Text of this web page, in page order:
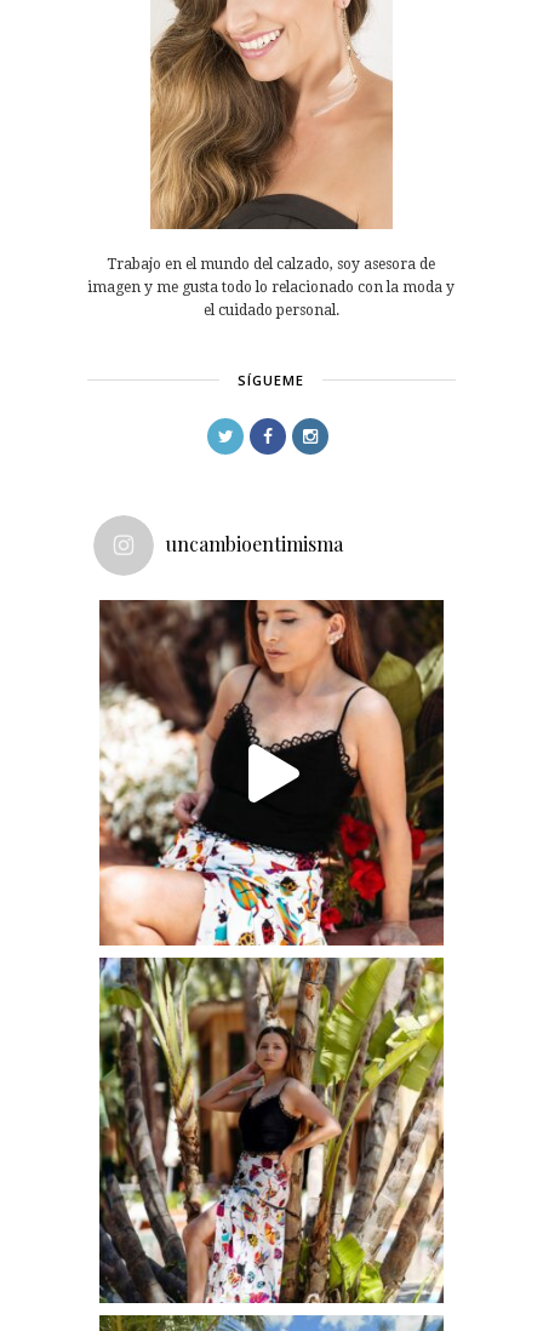
Trabajo en el mundo del calzado, soy asesora de
imagen y me gusta todo lo relacionado con la moda y
el cuidado personal.
SÍGUEME
uncambioentimisma